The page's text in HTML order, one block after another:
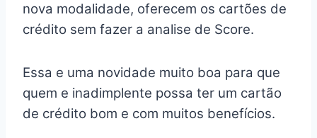
nova modalidade, oferecem os cartões de
crédito sem fazer a analise de Score.
Essa e uma novidade muito boa para que
quem e inadimplente possa ter um cartão
de crédito bom e com muitos benefícios.